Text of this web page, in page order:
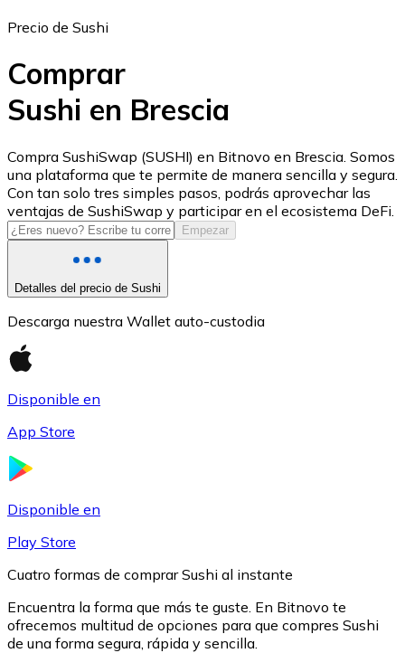
USD Coin
USDC
Precio de Sushi
Comprar
Sushi en Brescia
Compra SushiSwap (SUSHI) en Bitnovo en Brescia. Somos
una plataforma que te permite de manera sencilla y segura.
Con tan solo tres simples pasos, podrás aprovechar las
ventajas de SushiSwap y participar en el ecosistema DeFi.
Empezar
Detalles del precio de Sushi
Descarga nuestra Wallet auto-custodia
Disponible en
App Store
Disponible en
Play Store
Cuatro formas de comprar Sushi al instante
Encuentra la forma que más te guste. En Bitnovo te
ofrecemos multitud de opciones para que compres Sushi
de una forma segura, rápida y sencilla.